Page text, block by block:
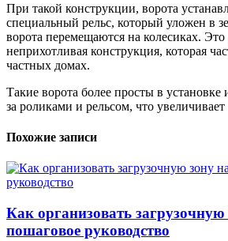
При такой конструкции, ворота
специальный рельс, который уложен в
ворота перемещаются на колесиках. Это
неприхотливая конструкция, которая
частных домах.
Такие ворота более просты в
за роликами и рельсом, что
Похожие записи
Как организовать загрузочную
пошаговое руководство